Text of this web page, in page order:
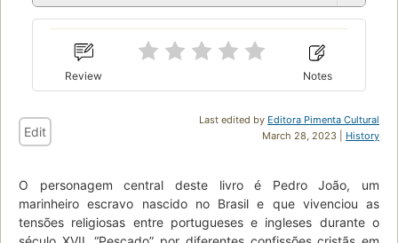
Review Notes
Last edited by Editora Pimenta Cultural
March 28, 2023 | History
Edit
O personagem central deste livro é Pedro João, um
marinheiro escravo nascido no Brasil e que vivenciou as
tensões religiosas entre portugueses e ingleses durante o